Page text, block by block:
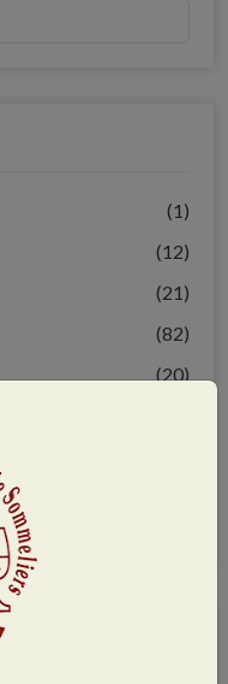
(1)
(12)
(21)
(82)
(20)